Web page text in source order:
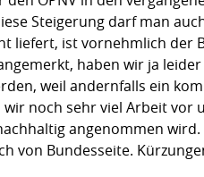
Steigerung darf man
liefert, ist vornehmlich der
haben wir ja
weil andernfalls ein
noch sehr viel Arbeit vor
angenommen
von Bundesseite.